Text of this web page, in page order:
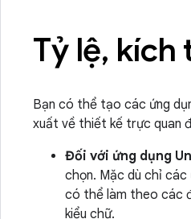
Tỷ lệ, kích
Bạn có thể tạo các ứng
xuất về thiết kế trực quan
Đối với ứng dụng
chọn. Mặc dù chỉ
có thể làm theo các
kiểu chữ.